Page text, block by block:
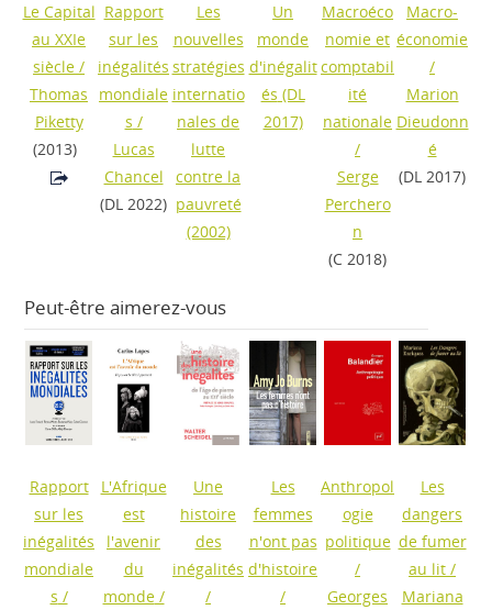
Le Capital
au XXIe
siècle /
Thomas
Piketty
(2013)
Rapport
sur les
inégalités
mondiale
s /
Lucas
Chancel
(DL 2022)
Les
nouvelles
stratégies
internatio
nales de
lutte
contre la
pauvreté
(2002)
Un
monde
d'inégalit
és (DL
2017)
Macroéco
nomie et
comptabil
ité
nationale
/
Serge
Perchero
n
(C 2018)
Macro-
économie
/
Marion
Dieudonn
é
(DL 2017)
Peut-être aimerez-vous
Rapport
sur les
inégalités
mondiale
s /
L'Afrique
est
l'avenir
du
monde/
Une
histoire
des
inégalités
/
Les
femmes
n'ont pas
d'histoire
/
Anthropol
ogie
politique
/
Georges
Les
dangers
de fumer
au lit /
Mariana